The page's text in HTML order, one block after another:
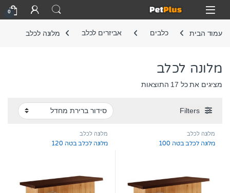
Skip to navigation
Skip to content
Open
0
עמוד הבית כלבים אביזרים לכלב מלונה לכלב
מלונה לכלב
מציגים את כל ⁦17⁩ התוצאות
Filters
מלונה לכלב
מלונה לכלב בטה 100
מלונה לכלב
מלונה לכלב בטה 120